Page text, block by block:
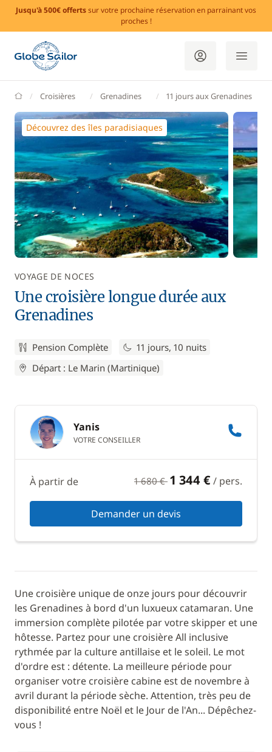
Jusqu'à 500€ offertssur votre prochaine réservation en parrainant vos
proches !
GlobeSailor
Croisières Grenadines 11 jours aux Grenadines
Découvrez des îles paradisiaques
VOYAGE DE NOCES
Une croisière longue durée aux
Grenadines
Pension Complète
11 jours, 10 nuits
Départ : Le Marin (Martinique)
Yanis
VOTRE CONSEILLER
À partir de 1 680 € 1 344 €/ pers.
Demander un devis
Une croisière unique de onze jours pour découvrir
les Grenadines à bord d'un luxueux catamaran. Une
immersion complète pilotée par votre skipper et une
hôtesse. Partez pour une croisière All inclusive
rythmée par la culture antillaise et le soleil. Le mot
d'ordre est : détente. La meilleure période pour
organiser votre croisière cabine est de novembre à
avril durant la période sèche. Attention, très peu de
disponibilité entre Noël et le Jour de l'An... Dépêchez-
vous !